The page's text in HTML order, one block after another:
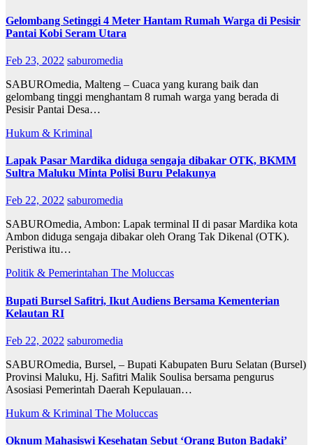
Gelombang Setinggi 4 Meter Hantam Rumah Warga di Pesisir
Pantai Kobi Seram Utara
Feb 23, 2022 saburomedia
SABUROmedia, Malteng – Cuaca yang kurang baik dan
gelombang tinggi menghantam 8 rumah warga yang berada di
Pesisir Pantai Desa…
Hukum & Kriminal
Lapak Pasar Mardika diduga sengaja dibakar OTK, BKMM
Sultra Maluku Minta Polisi Buru Pelakunya
Feb 22, 2022 saburomedia
SABUROmedia, Ambon: Lapak terminal II di pasar Mardika kota
Ambon diduga sengaja dibakar oleh Orang Tak Dikenal (OTK).
Peristiwa itu…
Politik & Pemerintahan The Moluccas
Bupati Bursel Safitri, Ikut Audiens Bersama Kementerian
Kelautan RI
Feb 22, 2022 saburomedia
SABUROmedia, Bursel, – Bupati Kabupaten Buru Selatan (Bursel)
Provinsi Maluku, Hj. Safitri Malik Soulisa bersama pengurus
Asosiasi Pemerintah Daerah Kepulauan…
Hukum & Kriminal The Moluccas
Oknum Mahasiswi Kesehatan Sebut ‘Orang Buton Badaki’